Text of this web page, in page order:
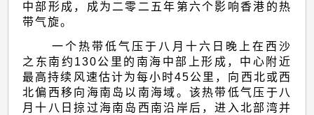
压
(八
月
十
六
中部形成，成为二零二五年第六个影响香港的热
带气旋。
一个热带低气压于八月十六日晚上在西沙
之东南约130公里的南海中部上形成，中心附近
最高持续风速估计为每小时45公里，向西北或西
北偏西移向海南岛以南海域。该热带低气压于八
月十八日掠过海南岛西南沿岸后，进入北部湾并